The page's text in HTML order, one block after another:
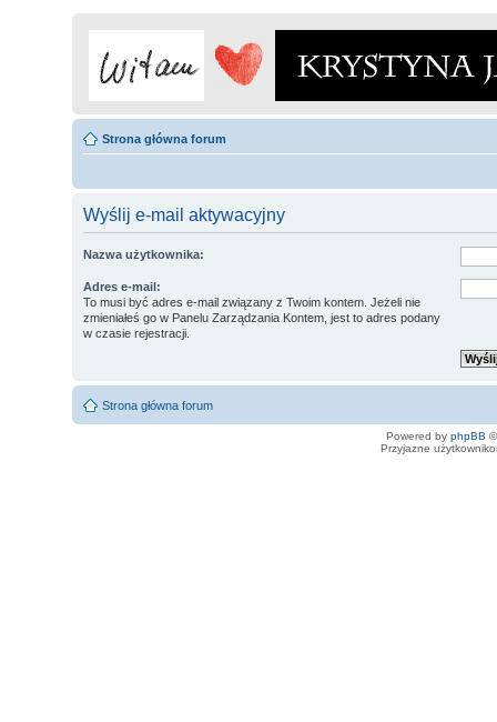
Strona główna forum
Wyślij e-mail aktywacyjny
Nazwa użytkownika:
Adres e-mail:
To musi być adres e-mail związany z Twoim kontem. Jeżeli nie
zmieniałeś go w Panelu Zarządzania Kontem, jest to adres podany
w czasie rejestracji.
Strona główna forum
Powered by phpBB
Przyjazne